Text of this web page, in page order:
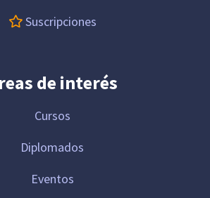
Suscripciones
de interés
Cursos
Diplomados
Eventos